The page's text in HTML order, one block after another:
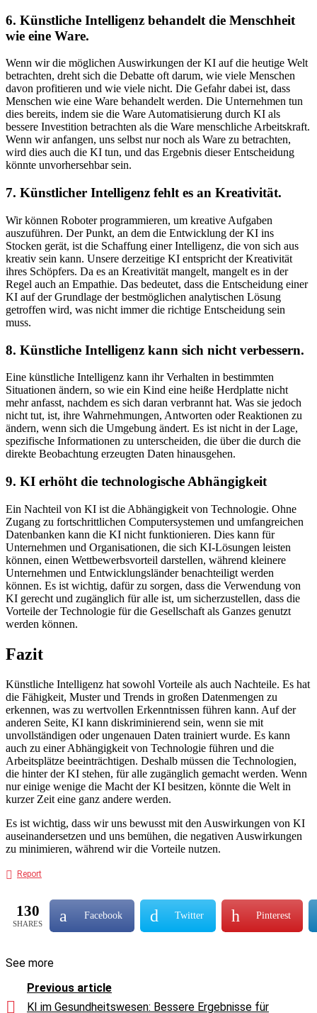
6. Künstliche Intelligenz behandelt die Menschheit
wie eine Ware.
Wenn wir die möglichen Auswirkungen der KI auf die heutige Welt
betrachten, dreht sich die Debatte oft darum, wie viele Menschen
davon profitieren und wie viele nicht. Die Gefahr dabei ist, dass
Menschen wie eine Ware behandelt werden. Die Unternehmen tun
dies bereits, indem sie die Ware Automatisierung durch KI als
bessere Investition betrachten als die Ware menschliche Arbeitskraft.
Wenn wir anfangen, uns selbst nur noch als Ware zu betrachten,
wird dies auch die KI tun, und das Ergebnis dieser Entscheidung
könnte unvorhersehbar sein.
7. Künstlicher Intelligenz fehlt es an Kreativität.
Wir können Roboter programmieren, um kreative Aufgaben
auszuführen. Der Punkt, an dem die Entwicklung der KI ins
Stocken gerät, ist die Schaffung einer Intelligenz, die von sich aus
kreativ sein kann. Unsere derzeitige KI entspricht der Kreativität
ihres Schöpfers. Da es an Kreativität mangelt, mangelt es in der
Regel auch an Empathie. Das bedeutet, dass die Entscheidung einer
KI auf der Grundlage der bestmöglichen analytischen Lösung
getroffen wird, was nicht immer die richtige Entscheidung sein
muss.
8. Künstliche Intelligenz kann sich nicht verbessern.
Eine künstliche Intelligenz kann ihr Verhalten in bestimmten
Situationen ändern, so wie ein Kind eine heiße Herdplatte nicht
mehr anfasst, nachdem es sich daran verbrannt hat. Was sie jedoch
nicht tut, ist, ihre Wahrnehmungen, Antworten oder Reaktionen zu
ändern, wenn sich die Umgebung ändert. Es ist nicht in der Lage,
spezifische Informationen zu unterscheiden, die über die durch die
direkte Beobachtung erzeugten Daten hinausgehen.
9. KI erhöht die technologische Abhängigkeit
Ein Nachteil von KI ist die Abhängigkeit von Technologie. Ohne
Zugang zu fortschrittlichen Computersystemen und umfangreichen
Datenbanken kann die KI nicht funktionieren. Dies kann für
Unternehmen und Organisationen, die sich KI-Lösungen leisten
können, einen Wettbewerbsvorteil darstellen, während kleinere
Unternehmen und Entwicklungsländer benachteiligt werden
können. Es ist wichtig, dafür zu sorgen, dass die Verwendung von
KI gerecht und zugänglich für alle ist, um sicherzustellen, dass die
Vorteile der Technologie für die Gesellschaft als Ganzes genutzt
werden können.
Fazit
Künstliche Intelligenz hat sowohl Vorteile als auch Nachteile. Es hat
die Fähigkeit, Muster und Trends in großen Datenmengen zu
erkennen, was zu wertvollen Erkenntnissen führen kann. Auf der
anderen Seite, KI kann diskriminierend sein, wenn sie mit
unvollständigen oder ungenauen Daten trainiert wurde. Es kann
auch zu einer Abhängigkeit von Technologie führen und die
Arbeitsplätze beeinträchtigen. Deshalb müssen die Technologien,
die hinter der KI stehen, für alle zugänglich gemacht werden. Wenn
nur einige wenige die Macht der KI besitzen, könnte die Welt in
kurzer Zeit eine ganz andere werden.
Es ist wichtig, dass wir uns bewusst mit den Auswirkungen von KI
auseinandersetzen und uns bemühen, die negativen Auswirkungen
zu minimieren, während wir die Vorteile nutzen.
Report
130
SHARES
Facebook Twitter Pinterest
See more
Previous article
KI im Gesundheitswesen: Bessere Ergebnisse für